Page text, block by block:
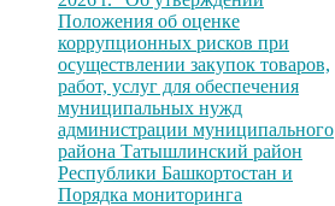
Положения об оценке
коррупционных рисков при
осуществлении закупок товаров,
работ, услуг для обеспечения
муниципальных нужд
администрации муниципального
района Татышлинский район
Республики Башкортостан и
Порядка мониторинга